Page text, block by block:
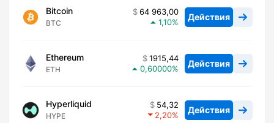
Bitcoin
BTC
64 963,00
1,10
Действия
Ethereum
ETH
1915,44
0,60000
Действия
Hyperliquid
HYPE
54,32
2,20
Действия